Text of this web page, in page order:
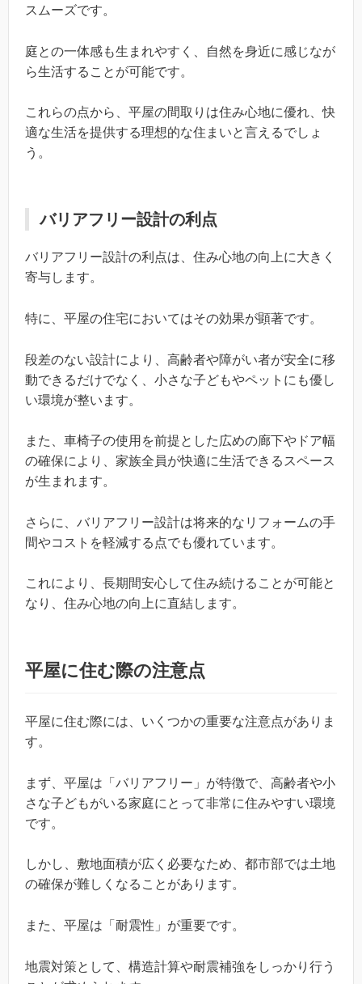
スムーズです。
庭との一体感も生まれやすく、自然を身近に感じなが
ら生活することが可能です。
これらの点から、平屋の間取りは住み心地に優れ、快
適な生活を提供する理想的な住まいと言えるでしょ
う。
バリアフリー設計の利点
バリアフリー設計の利点は、住み心地の向上に大きく
寄与します。
特に、平屋の住宅においてはその効果が顕著です。
段差のない設計により、高齢者や障がい者が安全に移
動できるだけでなく、小さな子どもやペットにも優し
い環境が整います。
また、車椅子の使用を前提とした広めの廊下やドア幅
の確保により、家族全員が快適に生活できるスペース
が生まれます。
さらに、バリアフリー設計は将来的なリフォームの手
間やコストを軽減する点でも優れています。
これにより、長期間安心して住み続けることが可能と
なり、住み心地の向上に直結します。
平屋に住む際の注意点
平屋に住む際には、いくつかの重要な注意点がありま
す。
まず、平屋は「バリアフリー」が特徴で、高齢者や小
さな子どもがいる家庭にとって非常に住みやすい環境
です。
しかし、敷地面積が広く必要なため、都市部では土地
の確保が難しくなることがあります。
また、平屋は「耐震性」が重要です。
地震対策として、構造計算や耐震補強をしっかり行う